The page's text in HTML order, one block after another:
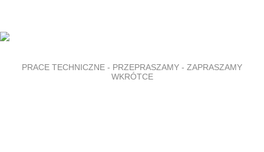
PRACE TECHNICZNE - PRZEPRASZAMY - ZAPRASZAMY
WKRÓTCE